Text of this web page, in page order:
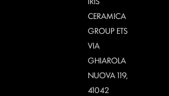
CERAMICA
GROUP ETS
VIA
GHIAROLA
NUOVA 119,
41042